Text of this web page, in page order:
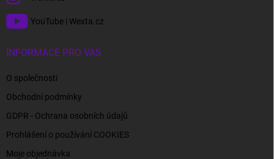
YouTube | Wexta.cz
INFORMACE PRO VÁS
O společnosti
Obchodní podmínky
GDPR - Ochrana osobních údajů
Prohlášení o používání COOKIES
Moje objednávka